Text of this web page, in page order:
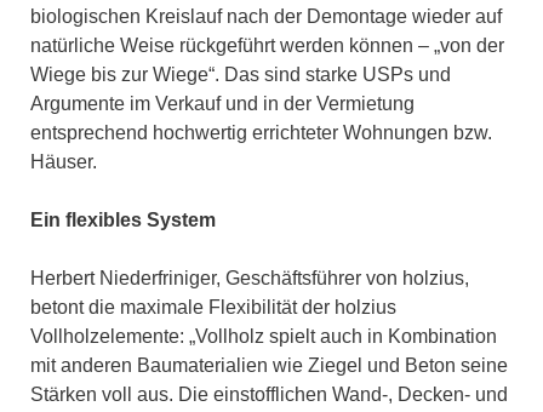
biologischen Kreislauf nach der Demontage wieder auf
natürliche Weise rückgeführt werden können – „von der
Wiege bis zur Wiege“. Das sind starke USPs und
Argumente im Verkauf und in der Vermietung
entsprechend hochwertig errichteter Wohnungen bzw.
Häuser.
Ein flexibles System
Herbert Niederfriniger, Geschäftsführer von holzius,
betont die maximale Flexibilität der holzius
Vollholzelemente: „Vollholz spielt auch in Kombination
mit anderen Baumaterialien wie Ziegel und Beton seine
Stärken voll aus. Die einstofflichen Wand-, Decken- und